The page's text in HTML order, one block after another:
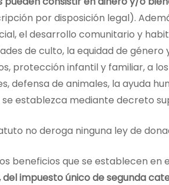
por disposición legal).
el desarrollo comunitario y
de culto, la equidad de
protección infantil y familiar, a
defensa de animales, la ayuda
establezca mediante decreto
no deroga ninguna ley de
beneficios que se establecen
impuesto único de segunda